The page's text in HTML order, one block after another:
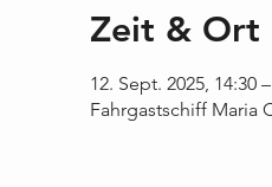
Zeit & Ort
12. Sept. 2025, 14:30
Fahrgastschiff Maria